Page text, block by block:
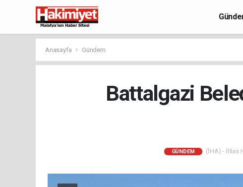
Anasayfa Gündem
Battalgazi
GÜNDEM (İHA) - İhlas